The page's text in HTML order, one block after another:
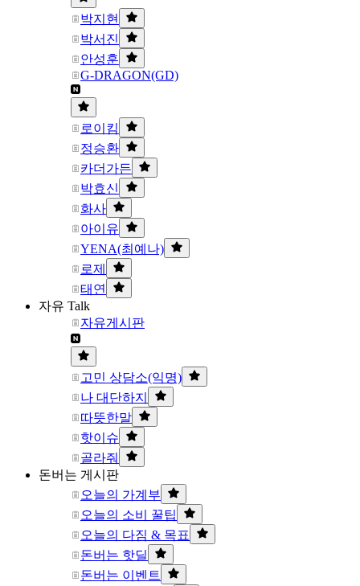
박지현
박서진
안성훈
G-DRAGON(GD)
로이킴
정승환
카더가든
박효신
화사
아이유
YENA(최예나)
로제
태연
자유 Talk
자유게시판
고민 상담소(익명)
나 대단하지
따뜻한말
핫이슈
골라줘
돈버는 게시판
오늘의 가계부
오늘의 소비 꿀팁
오늘의 다짐 & 목표
돈버는 핫딜
돈버는 이벤트